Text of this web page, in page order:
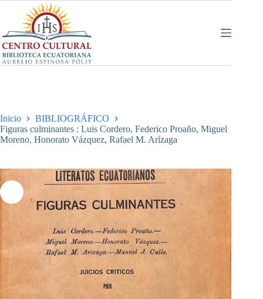
contenido
Inicio
BIBLIOGRÁFICO
Figuras culminantes : Luis Cordero, Federico Proaño, Miguel
Moreno, Honorato Vázquez, Rafael M. Arízaga